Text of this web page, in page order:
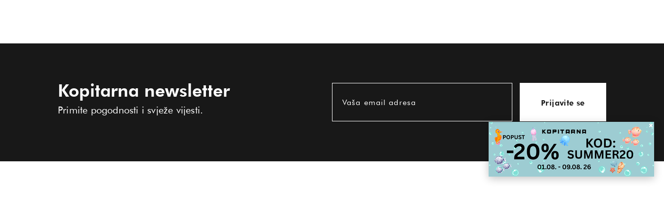
Kopitarna newsletter
Primite pogodnosti i svježe vijesti.
Vaša email adresa Prijavite se